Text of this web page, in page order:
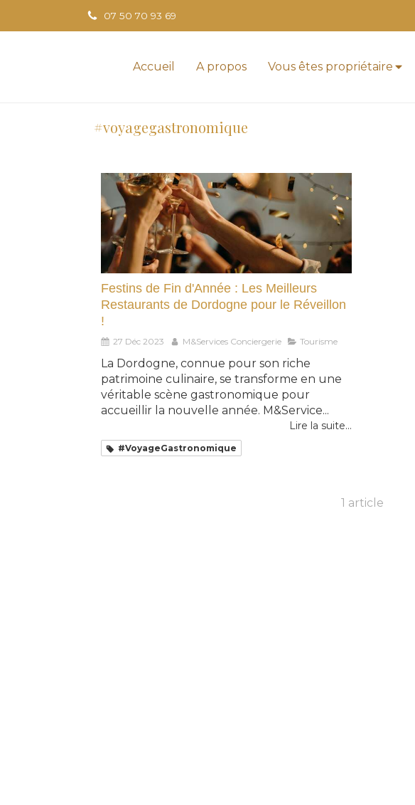
07 50 70 93 69
Accueil A propos Vous êtes propriétaire
#voyagegastronomique
Festins de Fin d'Année : Les Meilleurs
Restaurants de Dordogne pour le Réveillon
!
27 Déc 2023 M&Services Conciergerie Tourisme
La Dordogne, connue pour son riche
patrimoine culinaire, se transforme en une
véritable scène gastronomique pour
accueillir la nouvelle année. M&Service...
Lire la suite...
#VoyageGastronomique
1 article